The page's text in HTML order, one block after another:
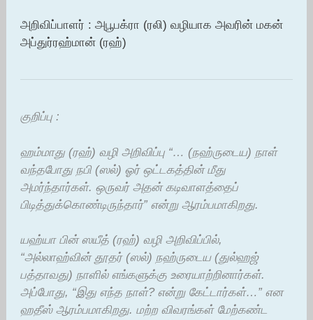
அறிவிப்பாளர் : அபூபக்ரா (ரலி) வழியாக அவரின் மகன்
அப்துர்ரஹ்மான் (ரஹ்)
குறிப்பு :
ஹம்மாது (ரஹ்) வழி அறிவிப்பு “… (நஹ்ருடைய) நாள்
வந்தபோது நபி (ஸல்) ஓர் ஒட்டகத்தின் மீது
அமர்ந்தார்கள். ஒருவர் அதன் கடிவாளத்தைப்
பிடித்துக்கொண்டிருந்தார்” என்று ஆரம்பமாகிறது.
யஹ்யா பின் ஸயீத் (ரஹ்) வழி அறிவிப்பில்,
“அல்லாஹ்வின் தூதர் (ஸல்) நஹ்ருடைய (துல்ஹஜ்
பத்தாவது) நாளில் எங்களுக்கு உரையாற்றினார்கள்.
அப்போது, “இது எந்த நாள்? என்று கேட்டார்கள்…” என
ஹதீஸ் ஆரம்பமாகிறது. மற்ற விவரங்கள் மேற்கண்ட